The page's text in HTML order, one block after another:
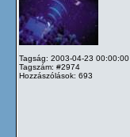
Tagság: 2003-04-23 00:00:00
Tagszám: #2974
Hozzászólások: 693